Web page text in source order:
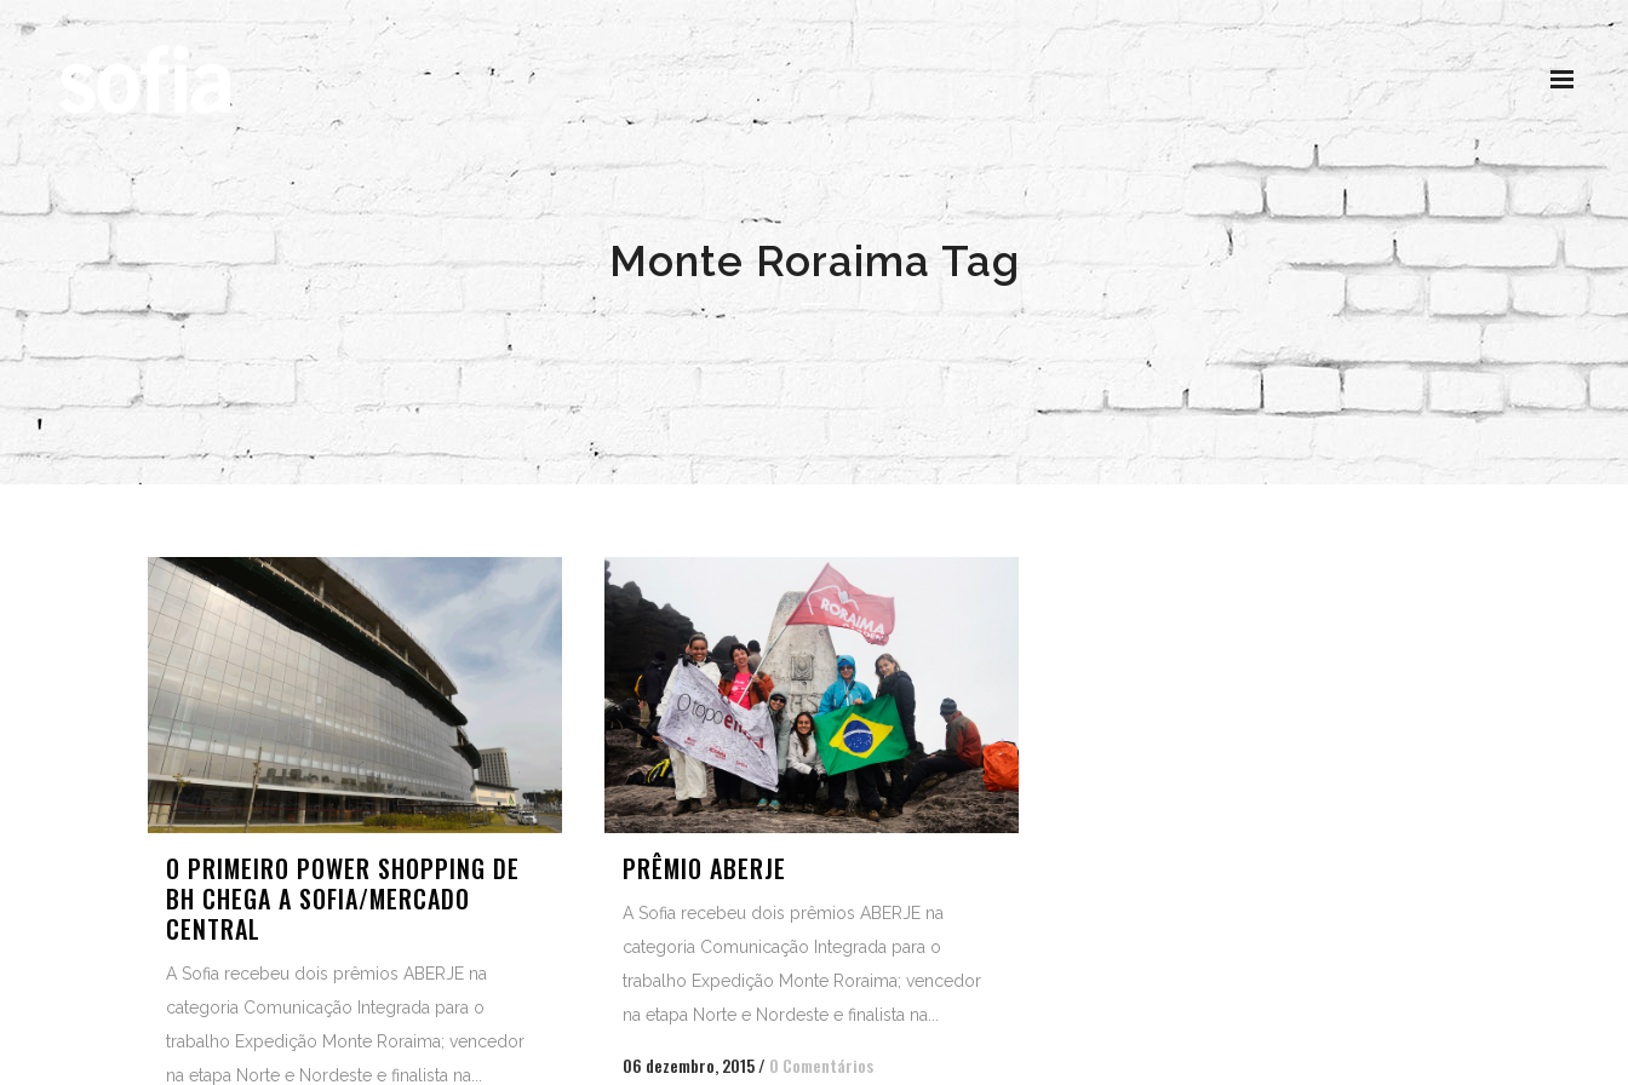
Monte Roraima Tag
O PRIMEIRO POWER SHOPPING DE
BH CHEGA A SOFIA/MERCADO
CENTRAL
A Sofia recebeu dois prêmios ABERJE na
categoria Comunicação Integrada para o
trabalho Expedição Monte Roraima; vencedor
na etapa Norte e Nordeste e finalista na...
PRÊMIO ABERJE
A Sofia recebeu dois prêmios ABERJE na
categoria Comunicação Integrada para o
trabalho Expedição Monte Roraima; vencedor
na etapa Norte e Nordeste e finalista na...
06 dezembro, 2015/ 0 Comentários